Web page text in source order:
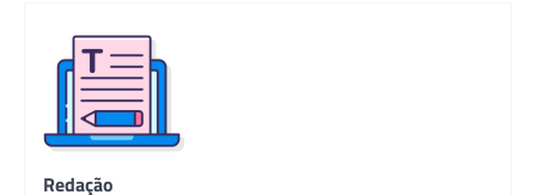
Redação